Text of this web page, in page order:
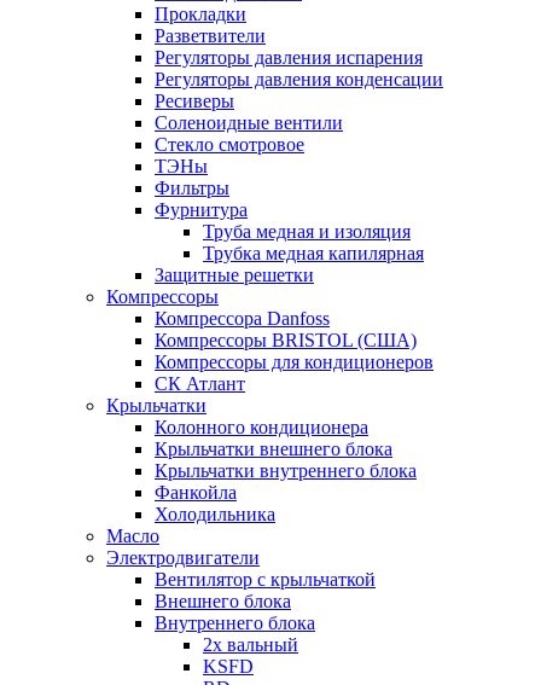
Прокладки
Разветвители
Регуляторы давления испарения
Регуляторы давления конденсации
Ресиверы
Соленоидные вентили
Стекло смотровое
ТЭНы
Фильтры
Фурнитура
Труба медная и изоляция
Трубка медная капилярная
Защитные решетки
Компрессоры
Компрессора Danfoss
Компрессоры BRISTOL (США)
Компрессоры для кондиционеров
СК Атлант
Крыльчатки
Колонного кондиционера
Крыльчатки внешнего блока
Крыльчатки внутреннего блока
Фанкойла
Холодильника
Масло
Электродвигатели
Вентилятор с крыльчаткой
Внешнего блока
Внутреннего блока
2х вальный
KSFD